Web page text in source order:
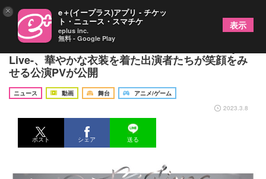
『あんさんぶるスターズ！THE STAGE』-Party
Live-、華やかな衣装を着た出演者たちが笑顔をみ
せる公演PVが公開
ニュース 動画 舞台
アニメ/ゲーム
2023.3.8
ポスト シェア 送る
× e＋(イープラス)アプリ - チケッ
ト・ニュース・スマチケ
eplus inc.
無料 - Google Play
表示